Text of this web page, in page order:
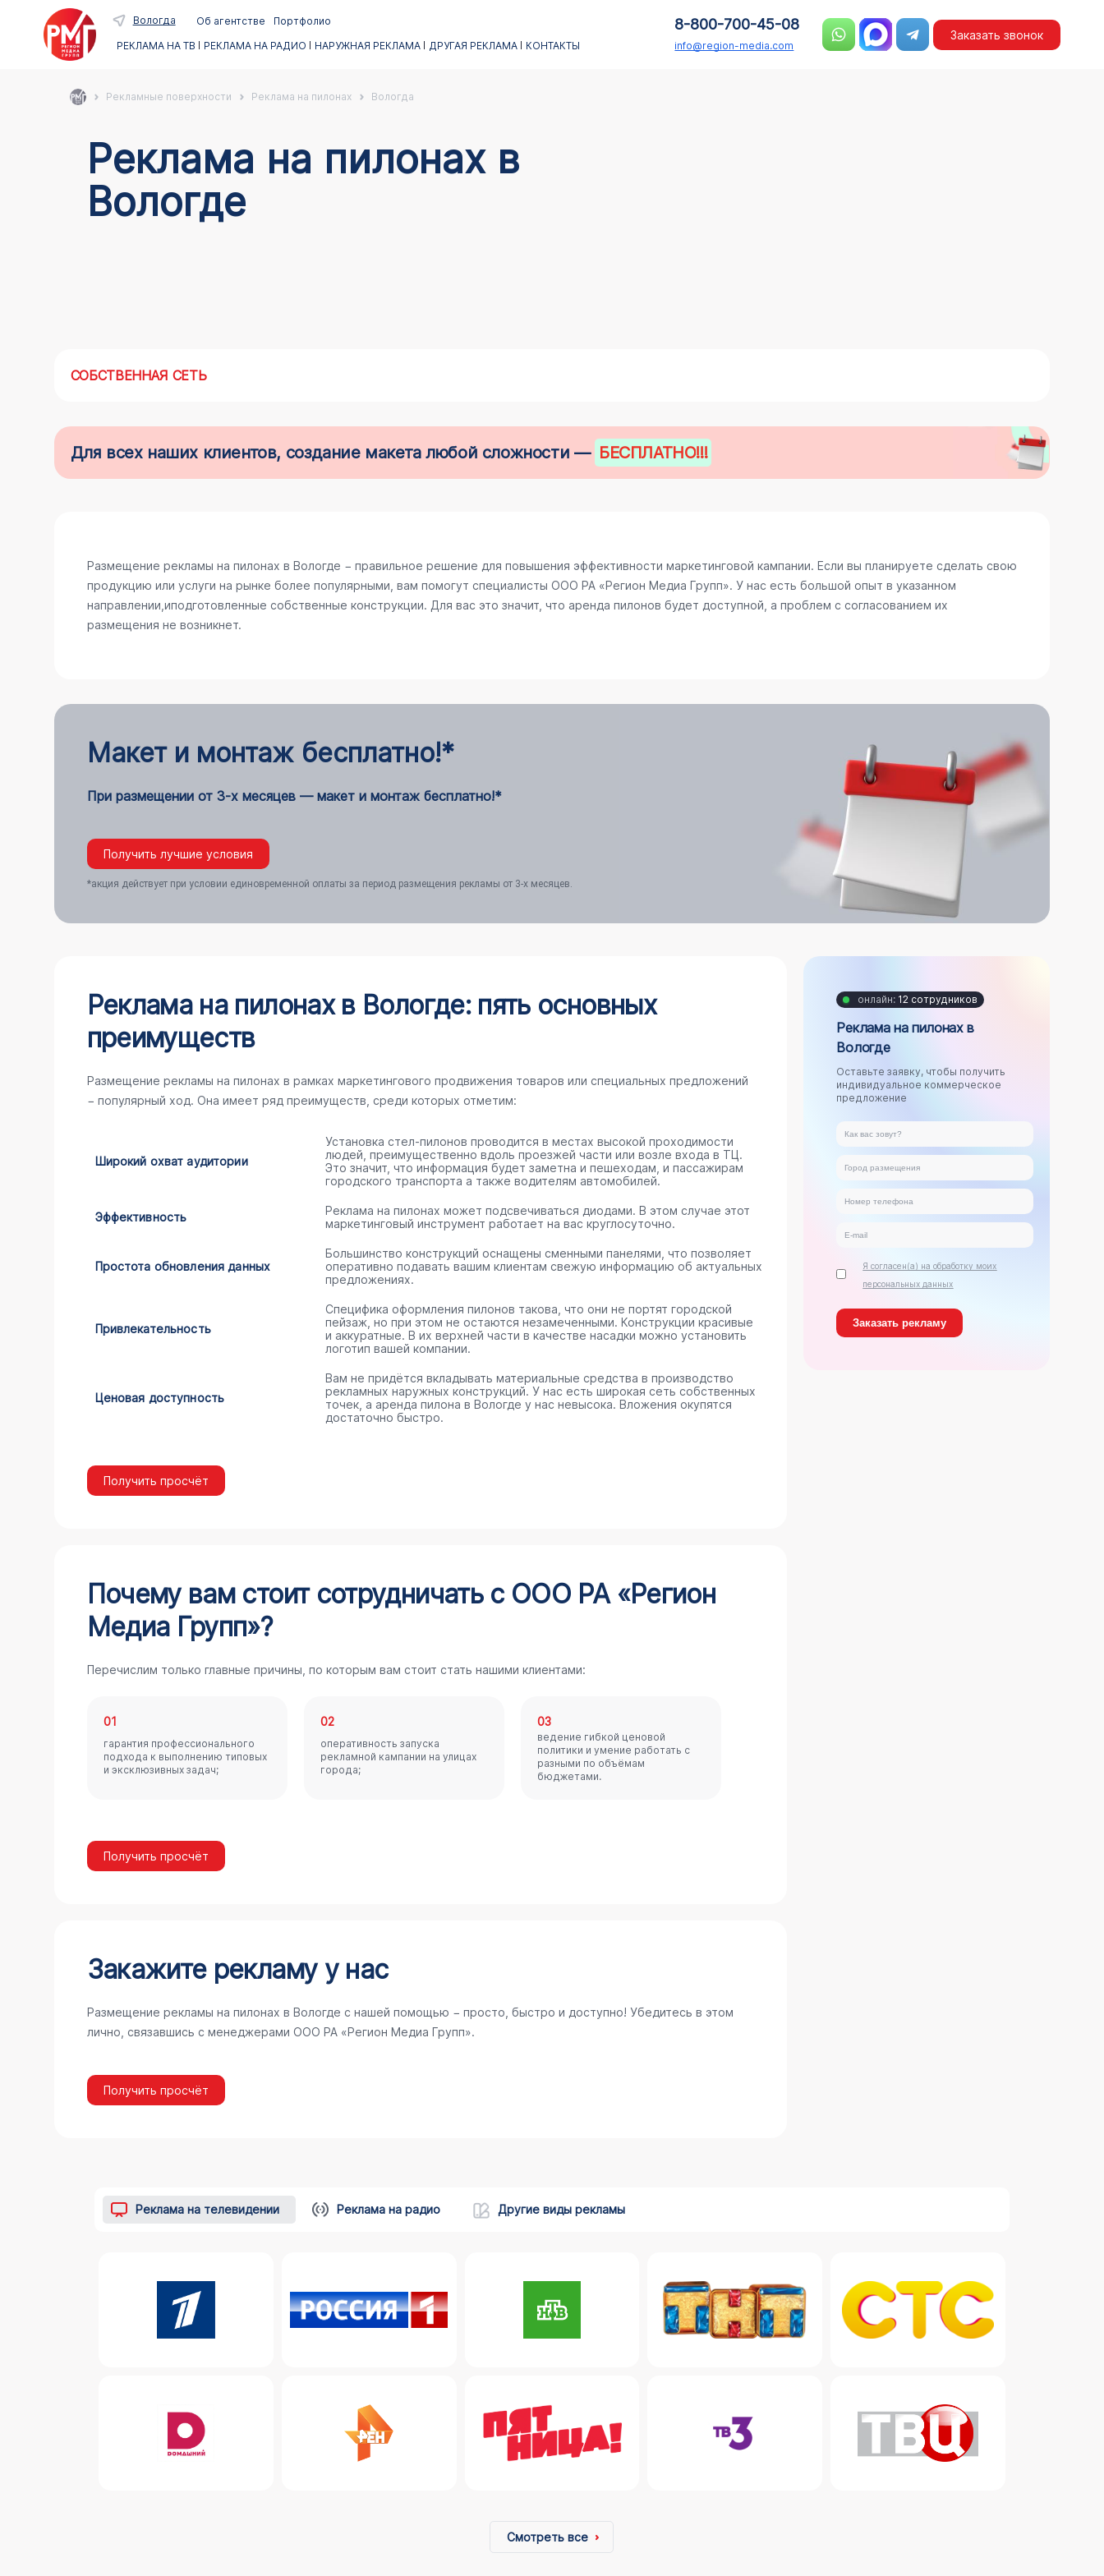
Вологда Об агентстве
Портфолио
РЕКЛАМА НА ТВ
РЕКЛАМА НА РАДИО НАРУЖНАЯ РЕКЛАМА ДРУГАЯ РЕКЛАМА КОНТАКТЫ
8-800-700-45-08
info@region-media.com
Заказать звонок
Рекламные поверхности Реклама на пилонах Вологда
Реклама на пилонах в
Вологде
СОБСТВЕННАЯ СЕТЬ
Для всех наших клиентов, создание макета любой сложности — БЕСПЛАТНО!!!
Размещение рекламы на пилонах в Вологде − правильное решение для повышения эффективности маркетинговой кампании. Если вы планируете сделать свою
продукцию или услуги на рынке более популярными, вам помогут специалисты ООО РА «Регион Медиа Групп». У нас есть большой опыт в указанном
направлении,иподготовленные собственные конструкции. Для вас это значит, что аренда пилонов будет доступной, а проблем с согласованием их
размещения не возникнет.
Макет и монтаж бесплатно!*
При размещении от 3-х месяцев — макет и монтаж бесплатно!*
Получить лучшие условия
*акция действует при условии единовременной оплаты за период размещения рекламы от 3-х месяцев.
Реклама на пилонах в Вологде: пять основных
преимуществ
Размещение рекламы на пилонах в рамках маркетингового продвижения товаров или специальных предложений
− популярный ход. Она имеет ряд преимуществ, среди которых отметим:
Широкий охват аудитории
Установка стел-пилонов проводится в местах высокой проходимости
людей, преимущественно вдоль проезжей части или возле входа в ТЦ.
Это значит, что информация будет заметна и пешеходам, и пассажирам
городского транспорта а также водителям автомобилей.
Эффективность
Реклама на пилонах может подсвечиваться диодами. В этом случае этот
маркетинговый инструмент работает на вас круглосуточно.
Простота обновления данных
Большинство конструкций оснащены сменными панелями, что позволяет
оперативно подавать вашим клиентам свежую информацию об актуальных
предложениях.
Привлекательность
Специфика оформления пилонов такова, что они не портят городской
пейзаж, но при этом не остаются незамеченными. Конструкции красивые
и аккуратные. В их верхней части в качестве насадки можно установить
логотип вашей компании.
Ценовая доступность
Вам не придётся вкладывать материальные средства в производство
рекламных наружных конструкций. У нас есть широкая сеть собственных
точек, а аренда пилона в Вологде у нас невысока. Вложения окупятся
достаточно быстро.
Получить просчёт
Почему вам стоит сотрудничать с ООО РА «Регион
Медиа Групп»?
Перечислим только главные причины, по которым вам стоит стать нашими клиентами:
01
гарантия профессионального
подхода к выполнению типовых
и эксклюзивных задач;
02
оперативность запуска
рекламной кампании на улицах
города;
03
ведение гибкой ценовой
политики и умение работать с
разными по объёмам
бюджетами.
Получить просчёт
Закажите рекламу у нас
Размещение рекламы на пилонах в Вологде с нашей помощью − просто, быстро и доступно! Убедитесь в этом
лично, связавшись с менеджерами ООО РА «Регион Медиа Групп».
Получить просчёт
онлайн: 12 сотрудников
Реклама на пилонах в
Вологде
Оставьте заявку, чтобы получить
индивидуальное коммерческое
предложение
Я согласен(а) на обработку моих
персональных данных
Реклама на телевидении Реклама на радио Другие виды рекламы
Смотреть все